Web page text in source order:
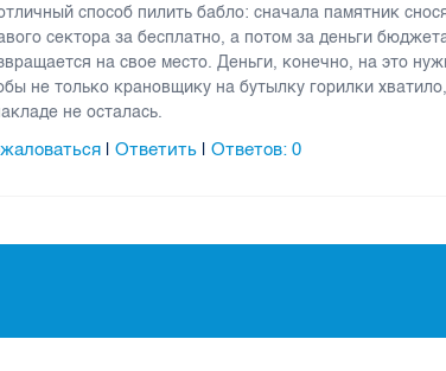
способ пилить бабло: сначала памятник
сектора за бесплатно, а потом за деньги
на свое место. Деньги, конечно, на это
не только крановщику на бутылку горилки
не осталась.
|Ответить |Ответов:0